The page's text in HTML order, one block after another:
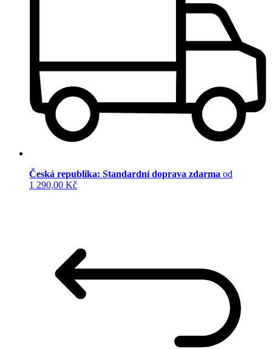
Česká republika: Standardní doprava zdarma od
1 290,00 Kč